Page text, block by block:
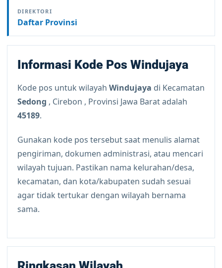
DIREKTORI
Daftar Provinsi
Informasi Kode Pos Windujaya
Kode pos untuk wilayah Windujaya di Kecamatan
Sedong , Cirebon , Provinsi Jawa Barat adalah
45189.
Gunakan kode pos tersebut saat menulis alamat
pengiriman, dokumen administrasi, atau mencari
wilayah tujuan. Pastikan nama kelurahan/desa,
kecamatan, dan kota/kabupaten sudah sesuai
agar tidak tertukar dengan wilayah bernama
sama.